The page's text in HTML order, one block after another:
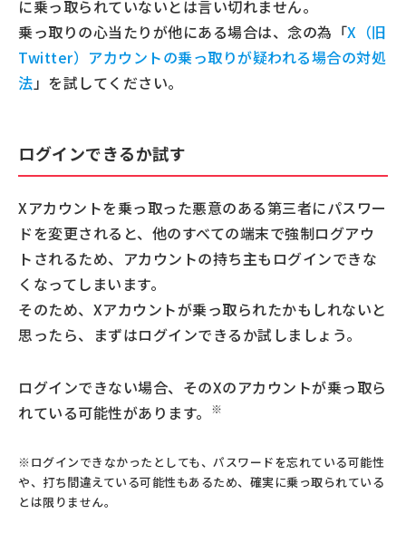
X（旧Twitter）の乗っ取りによる被害を防ぐための対
策
推測されやすいパスワードや使いまわしを避ける
パスキーの有効化（iOSのみ）
にしておく
あやしいサードパーティーアプリとアカウントを連携
しない
あやしいサイトでアカウント情報を入力しない
セキュリティ対策ソフトやアプリを使用する
X（旧Twitter）が乗っ取られても落ち着いて対処しよ
に乗っ取られていないとは言い切れません。
乗っ取りの心当たりが他にある場合は、念の為「X（旧
Twitter）アカウントの乗っ取りが疑われる場合の対処
法」を試してください。
ログインできるか試す
Xアカウントを乗っ取った悪意のある第三者にパスワー
ドを変更されると、他のすべての端末で強制ログアウ
トされるため、アカウントの持ち主もログインできな
くなってしまいます。
そのため、Xアカウントが乗っ取られたかもしれないと
思ったら、まずはログインできるか試しましょう。
ログインできない場合、そのXのアカウントが乗っ取ら
れている可能性があります。
※
※ログインできなかったとしても、パスワードを忘れている可能性
や、打ち間違えている可能性もあるため、確実に乗っ取られている
とは限りません。